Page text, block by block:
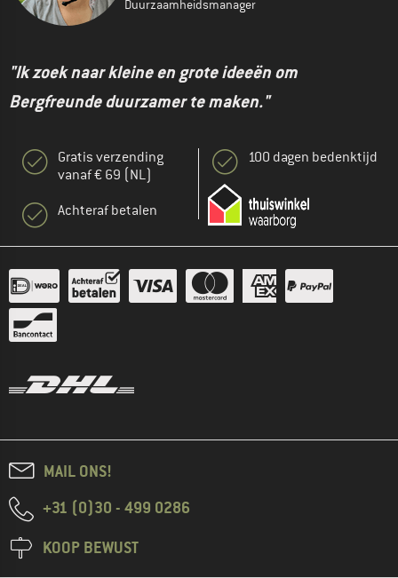
Duurzaamheidsmanager
"Ik zoek naar kleine en grote ideeën om
Bergfreunde duurzamer te maken."
Gratis verzending
vanaf € 69 (NL)
Achteraf betalen
100 dagen bedenktijd
MAIL ONS!
+31 (0)30 - 499 0286
KOOP BEWUST